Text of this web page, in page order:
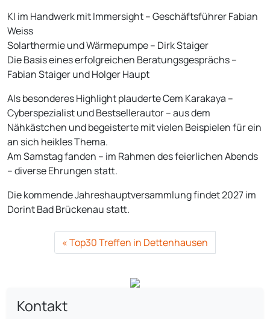
KI im Handwerk mit Immersight – Geschäftsführer Fabian
Weiss
Solarthermie und Wärmepumpe – Dirk Staiger
Die Basis eines erfolgreichen Beratungsgesprächs –
Fabian Staiger und Holger Haupt
Als besonderes Highlight plauderte Cem Karakaya –
Cyberspezialist und Bestsellerautor – aus dem
Nähkästchen und begeisterte mit vielen Beispielen für ein
an sich heikles Thema.
Am Samstag fanden – im Rahmen des feierlichen Abends
– diverse Ehrungen statt.
Die kommende Jahreshauptversammlung findet 2027 im
Dorint Bad Brückenau statt.
Top30 Treffen in Dettenhausen
Kontakt